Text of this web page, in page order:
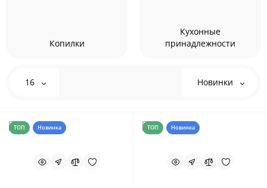
Копилки
Кухонные
принадлежности
16 Новинки
ТОП Новинка ТОП Новинка